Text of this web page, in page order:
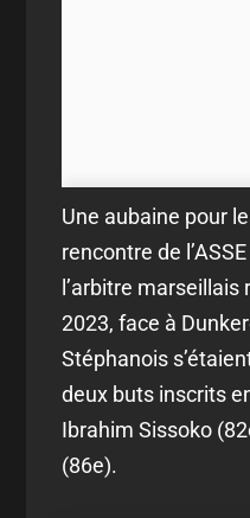
Une aubaine pour
rencontre de
l’arbitre
2023, face à
Stéphanois
deux buts inscrits
Ibrahim Sissoko
(86e).